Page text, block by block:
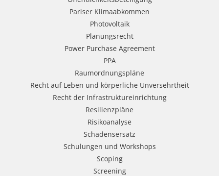
Pariser Klimaabkommen
Photovoltaik
Planungsrecht
Power Purchase Agreement
PPA
Raumordnungspläne
Recht auf Leben und körperliche Unversehrtheit
Recht der Infrastruktureinrichtung
Resilienzpläne
Risikoanalyse
Schadensersatz
Schulungen und Workshops
Scoping
Screening